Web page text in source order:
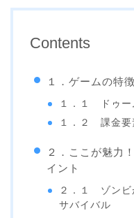
Contents
１．ゲームの特徴
１．１ ドゥー
１．２ 課金要
２．ここが魅力
イント
２．１ ゾンビ
サバイバル